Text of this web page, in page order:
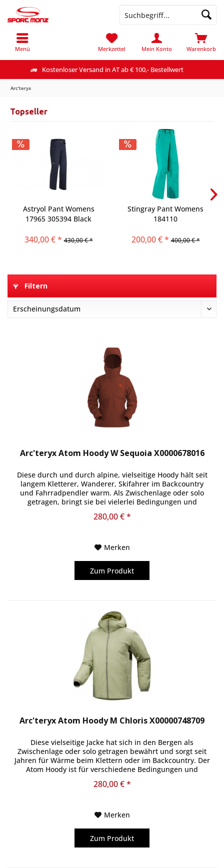
Kostenloser Versand in AT ab € 100,- Bestellwert
Menü Warenkorb
Merkzettel Mein Konto
Arc'teryx
Topseller
Astryol Pant Womens
17965 305394 Black
340,00 € * 430,00 € *
Stingray Pant Womens
184110
200,00 € * 400,00 € *
Filtern
Arc'teryx Atom Hoody W Sequoia X0000678016
Diese durch und durch alpine, vielseitige Hoody hält seit
langem Kletterer, Wanderer, Skifahrer im Backcountry
und Fahrradpendler warm. Als Zwischenlage oder solo
getragen, bringt sie bei vielerlei Bedingungen und
280,00 € *
Merken
Zum Produkt
Arc'teryx Atom Hoody M Chloris X00000748709
Diese vielseitige Jacke hat sich in den Bergen als
Zwischenlage oder solo getragen bewährt und sorgt seit
Jahren für Wärme beim Klettern oder im Backcountry. Der
Atom Hoody ist für verschiedene Bedingungen und
280,00 € *
Merken
Zum Produkt